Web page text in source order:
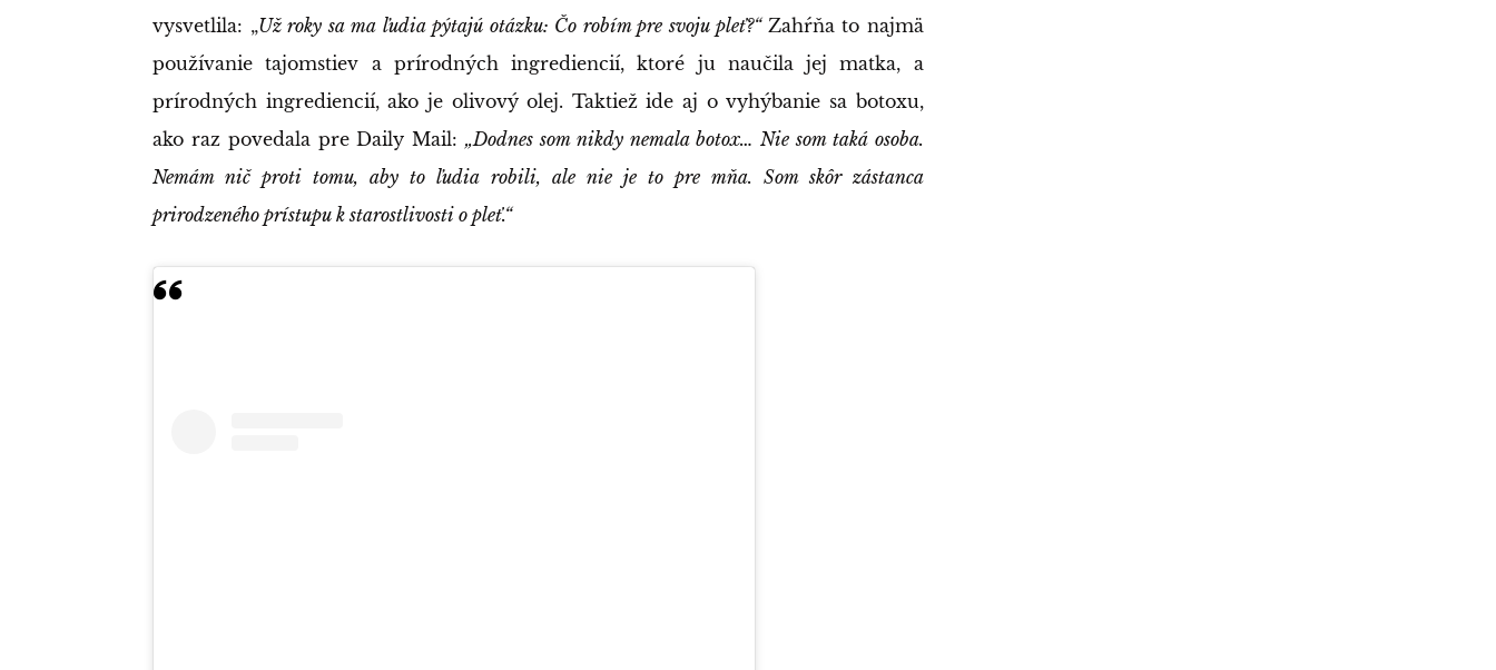
vysvetlila: „Už roky sa ma ľudia pýtajú otázku: Čo robím pre svoju pleť?“ Zahŕňa to najmä
používanie tajomstiev a prírodných ingrediencií, ktoré ju naučila jej matka, a
prírodných ingrediencií, ako je olivový olej. Taktiež ide aj o vyhýbanie sa botoxu,
ako raz povedala pre Daily Mail:„Dodnes som nikdy nemala botox… Nie som taká osoba.
Nemám nič proti tomu, aby to ľudia robili, ale nie je to pre mňa. Som skôr zástanca
prirodzeného prístupu k starostlivosti o pleť.“